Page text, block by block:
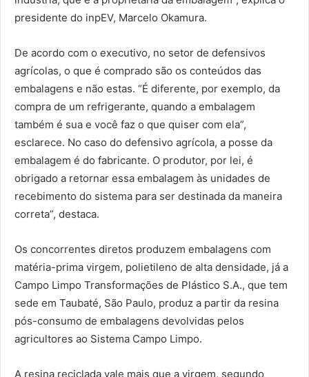
presidente do inpEV, Marcelo Okamura.
De acordo com o executivo, no setor de defensivos
agrícolas, o que é comprado são os conteúdos das
embalagens e não estas. “É diferente, por exemplo, da
compra de um refrigerante, quando a embalagem
também é sua e você faz o que quiser com ela”,
esclarece. No caso do defensivo agrícola, a posse da
embalagem é do fabricante. O produtor, por lei, é
obrigado a retornar essa embalagem às unidades de
recebimento do sistema para ser destinada da maneira
correta”, destaca.
Os concorrentes diretos produzem embalagens com
matéria-prima virgem, polietileno de alta densidade, já a
Campo Limpo Transformações de Plástico S.A., que tem
sede em Taubaté, São Paulo, produz a partir da resina
pós-consumo de embalagens devolvidas pelos
agricultores ao Sistema Campo Limpo.
A resina reciclada vale mais que a virgem, segundo